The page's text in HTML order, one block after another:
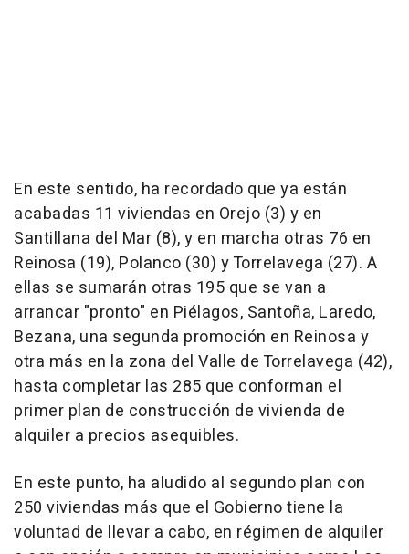
En este sentido, ha recordado que ya están
acabadas 11 viviendas en Orejo (3) y en
Santillana del Mar (8), y en marcha otras 76 en
Reinosa (19), Polanco (30) y Torrelavega (27). A
ellas se sumarán otras 195 que se van a
arrancar "pronto" en Piélagos, Santoña, Laredo,
Bezana, una segunda promoción en Reinosa y
otra más en la zona del Valle de Torrelavega (42),
hasta completar las 285 que conforman el
primer plan de construcción de vivienda de
alquiler a precios asequibles.
En este punto, ha aludido al segundo plan con
250 viviendas más que el Gobierno tiene la
voluntad de llevar a cabo, en régimen de alquiler